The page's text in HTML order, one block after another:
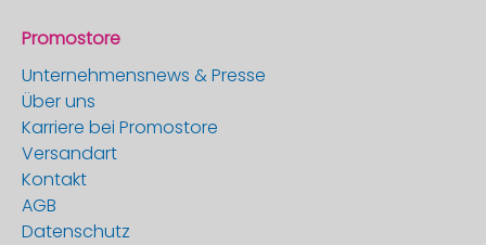
Promostore
Unternehmensnews & Presse
Über uns
Karriere bei Promostore
Versandart
Kontakt
AGB
Datenschutz